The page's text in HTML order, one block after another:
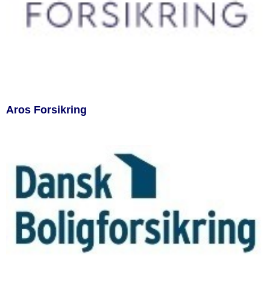
Aros Forsikring